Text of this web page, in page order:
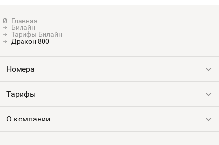
Билайн
Тарифы Билайн
Дракон 800
Номера
Все номера
Тарифы
Выгодные тарифы
О компании